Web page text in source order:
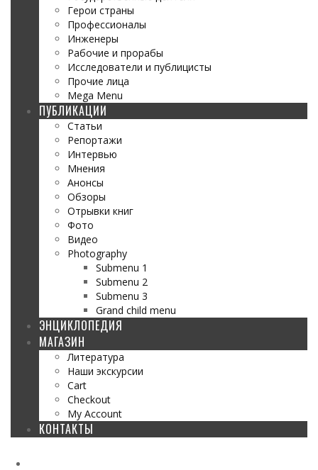
Герои страны
Профессионалы
Инженеры
Рабочие и прорабы
Исследователи и публицисты
Прочие лица
Mega Menu
ПУБЛИКАЦИИ
Статьи
Репортажи
Интервью
Мнения
Анонсы
Обзоры
Отрывки книг
Фото
Видео
Photography
Submenu 1
Submenu 2
Submenu 3
Grand child menu
ЭНЦИКЛОПЕДИЯ
МАГАЗИН
Литература
Наши экскурсии
Cart
Checkout
My Account
КОНТАКТЫ